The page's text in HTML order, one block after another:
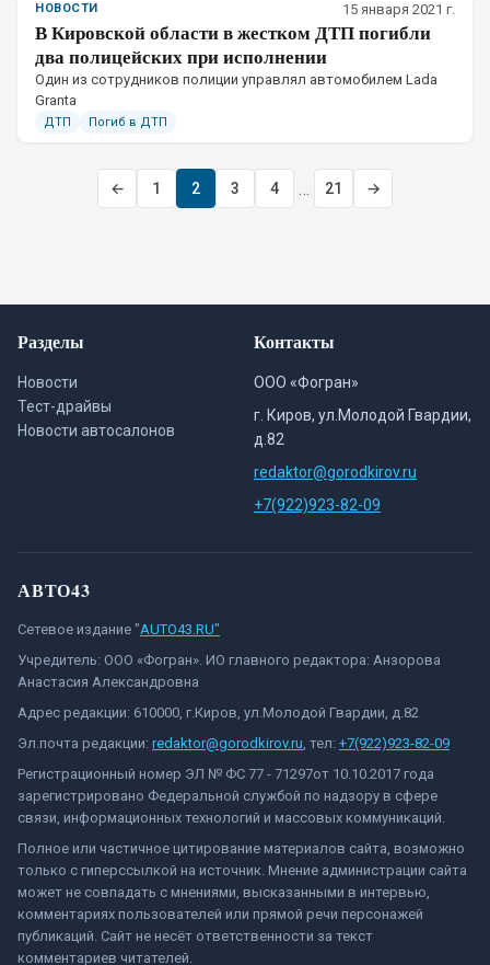
НОВОСТИ 15 января 2021 г.
В Кировской области в жестком ДТП погибли
два полицейских при исполнении
​Один из сотрудников полиции управлял автомобилем Lada
Granta
ДТП Погиб в ДТП
← 1 2 3 4 21 →
Разделы
Новости
Тест-драйвы
Новости автосалонов
Контакты
ООО «Фогран»
г. Киров, ул.Молодой Гвардии,
д.82
redaktor@gorodkirov.ru
+7(922)923-82-09
АВТО43
Сетевое издание "AUTO43.RU"
Учредитель: ООО «Фогран». ИО главного редактора: Анзорова
Анастасия Александровна
Адрес редакции: 610000, г.Киров, ул.Молодой Гвардии, д.82
Эл.почта редакции: redaktor@gorodkirov.ru, тел: +7(922)923-82-09
Регистрационный номер ЭЛ № ФС 77 - 71297от 10.10.2017 года
зарегистрировано Федеральной службой по надзору в сфере
связи, информационных технологий и массовых коммуникаций.
Полное или частичное цитирование материалов сайта, возможно
только с гиперссылкой на источник. Мнение администрации сайта
может не совпадать с мнениями, высказанными в интервью,
комментариях пользователей или прямой речи персонажей
публикаций. Сайт не несёт ответственности за текст
комментариев читателей.